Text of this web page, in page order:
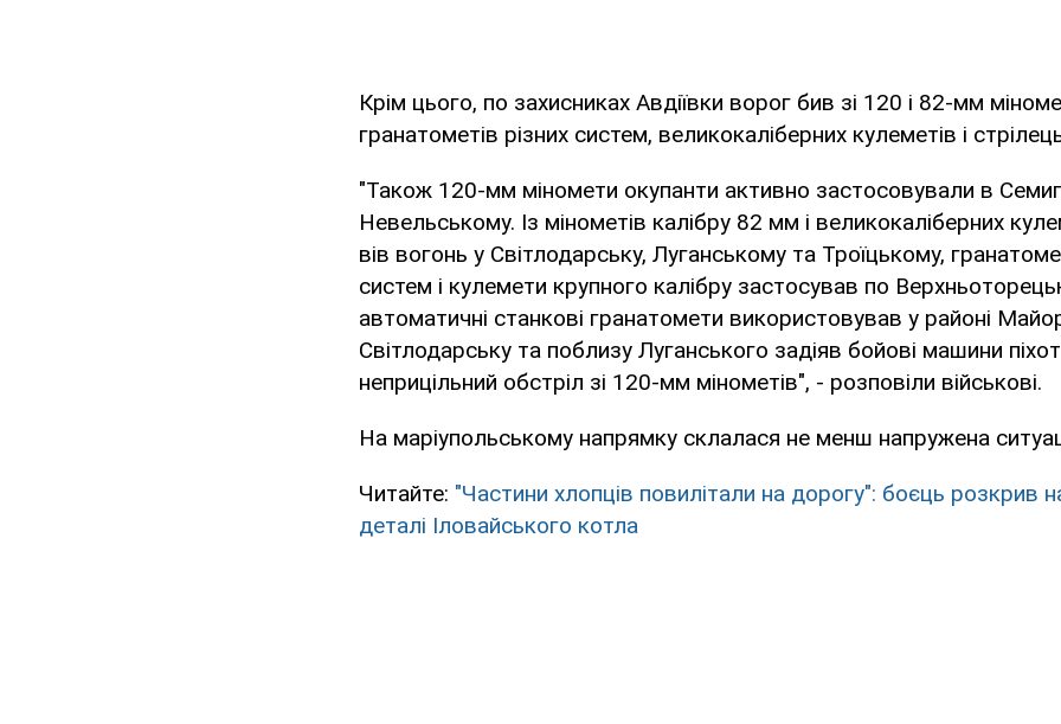
Крім цього, по захисниках Авдіївки ворог бив зі 120 і 82-мм
гранатометів різних систем, великокаліберних кулеметів і
"Також 120-мм міномети окупанти активно застосовували в
Невельському. Із мінометів калібру 82 мм і великокаліберних
вів вогонь у Світлодарську, Луганському та Троїцькому,
систем і кулемети крупного калібру застосував по
автоматичні станкові гранатомети використовував у районі
Світлодарську та поблизу Луганського задіяв бойові машини
неприцільний обстріл зі 120-мм мінометів", - розповіли військові.
На маріупольському напрямку склалася не менш напружена
Читайте: "Частини хлопців повилітали на дорогу": боєць розкрив
деталі Іловайського котла